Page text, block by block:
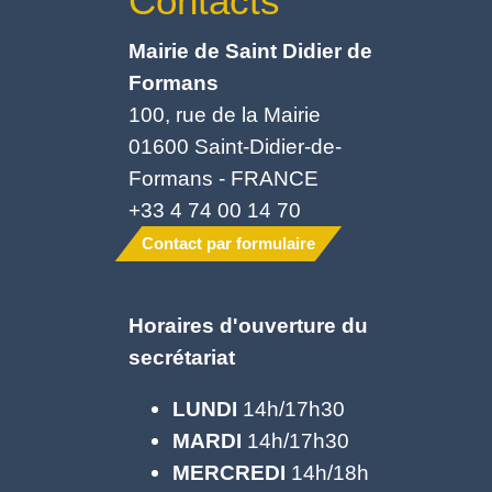
Mairie de Saint Didier de
Formans
100, rue de la Mairie
01600 Saint-Didier-de-
Formans - FRANCE
+33 4 74 00 14 70
Contact par formulaire
Horaires d'ouverture du
secrétariat
LUNDI 14h/17h30
MARDI 14h/17h30
MERCREDI 14h/18h